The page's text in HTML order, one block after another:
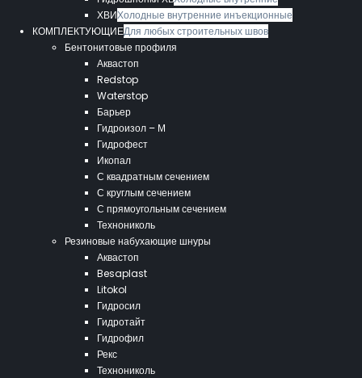
ХВИХолодные внутренние инъекционные
КОМПЛЕКТУЮЩИЕДля любых строительных швов
Бентонитовые профиля
Аквастоп
Redstop
Waterstop
Барьер
Гидроизол – М
Гидрофест
Икопал
С квадратным сечением
С круглым сечением
С прямоугольным сечением
Технониколь
Резиновые набухающие шнуры
Аквастоп
Besaplast
Litokol
Гидросил
Гидротайт
Гидрофил
Рекс
Технониколь